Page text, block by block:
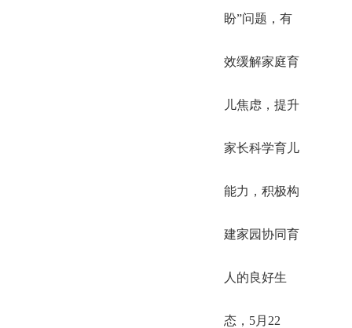
盼”问题，有
效缓解家庭育
儿焦虑，提升
家长科学育儿
能力，积极构
建家园协同育
人的良好生
态，5月22